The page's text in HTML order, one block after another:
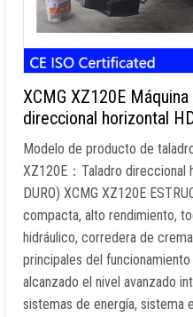
XCMG XZ120E
direccional horizontal
Modelo de producto de
XZ120E：Taladro direccional
DURO) XCMG XZ120E
compacta, alto rendimiento,
hidráulico, corredera de
principales del
alcanzado el nivel avanzado
sistemas de energía, sistema